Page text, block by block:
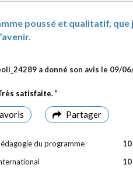
poussé et qualitatif, que
a donné son avis le 09/
satisfaite.
Partager
du programme
10
10